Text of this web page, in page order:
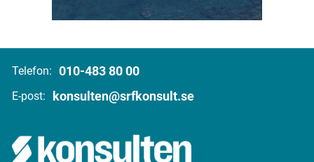
Telefon: 010-483 80 00
E-post: konsulten@srfkonsult.se